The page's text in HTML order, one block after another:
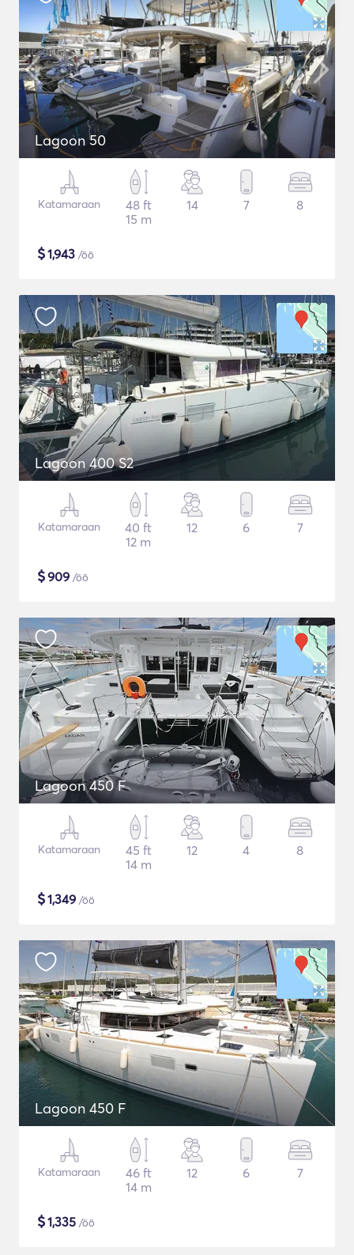
Lagoon 50
Katamaraan
48 ft
15 m
14 7 8
$1,943 /öö
Lagoon 400 S2
Katamaraan
40 ft
12 m
12 6 7
$909 /öö
Lagoon 450 F
Katamaraan
45 ft
14 m
12 4 8
$1,349 /öö
Lagoon 450 F
Katamaraan
46 ft
14 m
12 6 7
$1,335 /öö